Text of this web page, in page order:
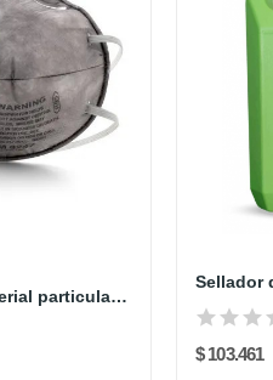
Respirador material particulado 8247 3M x UND
Sellador
$ 103.461